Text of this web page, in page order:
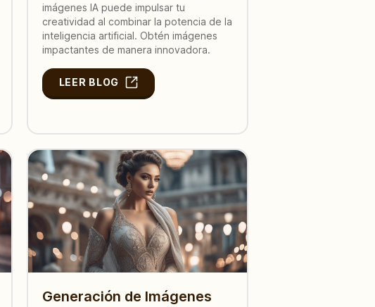
imágenes IA puede impulsar tu
creatividad al combinar la potencia de la
inteligencia artificial. Obtén imágenes
impactantes de manera innovadora.
LEER BLOG
Generación de Imágenes